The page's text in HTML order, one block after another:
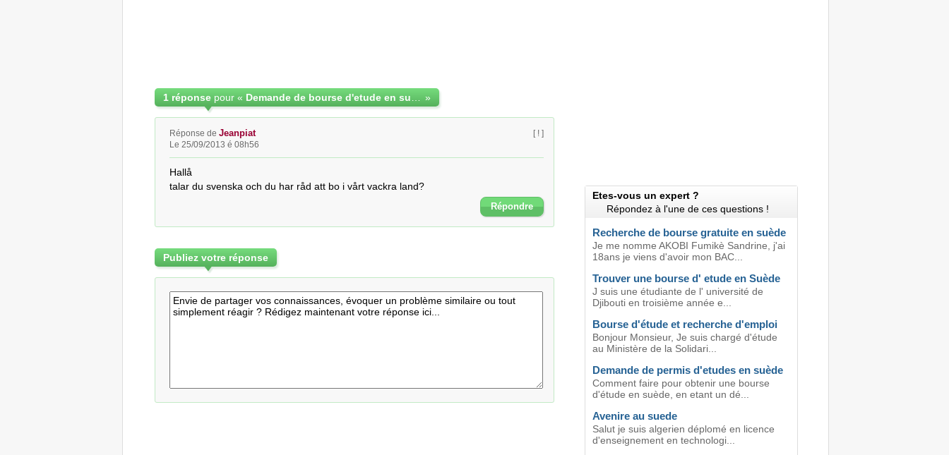
1 réponse pour « »
Réponse de Jeanpiat
Le 25/09/2013 é 08h56
[ ! ]
Hallå
talar du svenska och du har råd att bo i vårt vackra land?
Répondre
Publiez votre réponse
Etes-vous un expert ?
Répondez à l'une de ces questions !
Recherche de bourse gratuite en suède
Je me nomme AKOBI Fumikè Sandrine, j'ai
18ans je viens d'avoir mon BAC...
Trouver une bourse d' etude en Suède
J suis une étudiante de l' université de
Djibouti en troisième année e...
Bourse d'étude et recherche d'emploi
Bonjour Monsieur, Je suis chargé d'étude
au Ministère de la Solidari...
Demande de permis d'etudes en suède
Comment faire pour obtenir une bourse
d'étude en suède, en etant un dé...
Avenire au suede
Salut je suis algerien déplomé en licence
d'enseignement en technologi...